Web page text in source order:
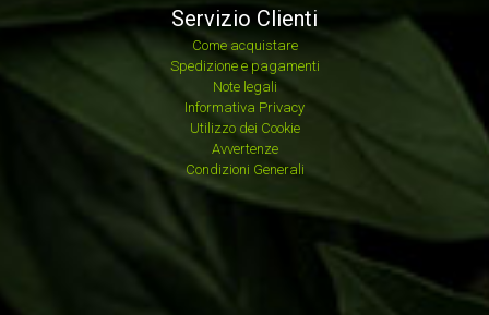
Servizio Clienti
Come acquistare
Spedizione e pagamenti
Note legali
Informativa Privacy
Utilizzo dei Cookie
Avvertenze
Condizioni Generali